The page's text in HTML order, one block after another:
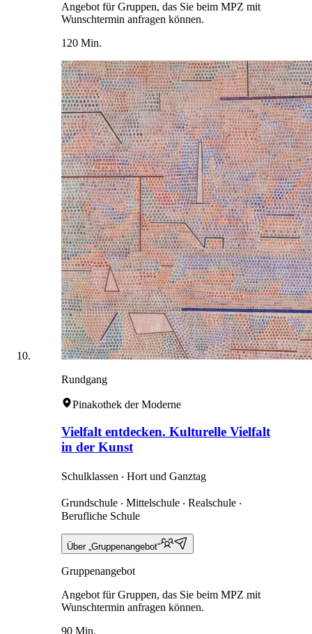
Angebot für Gruppen, das Sie beim MPZ mit
Wunschtermin anfragen können.
120 Min.
Rundgang
Pinakothek der Moderne
Vielfalt entdecken. Kulturelle Vielfalt
in der Kunst
Schulklassen ‧ Hort und Ganztag
Grundschule ‧ Mittelschule ‧ Realschule ‧
Berufliche Schule
Über „Gruppenangebot“
Gruppenangebot
Angebot für Gruppen, das Sie beim MPZ mit
Wunschtermin anfragen können.
90 Min.